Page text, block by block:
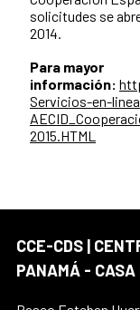
solicitudes se
2014.
Para mayor
información:
Servicios-en-
2015.HTML
CCE-CDS |
PANAMÁ - CASA